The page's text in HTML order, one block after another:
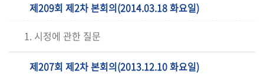
제209회 제2차 본회의(2014.03.18 화요일)
1. 시정에 관한 질문
제207회 제2차 본회의(2013.12.10 화요일)